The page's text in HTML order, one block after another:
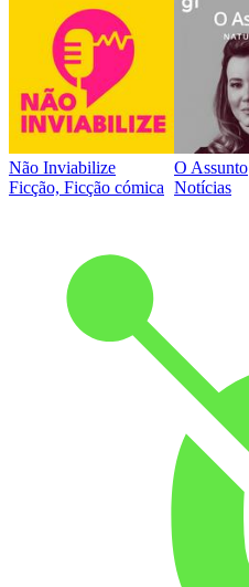
Não Inviabilize
Ficção, Ficção cómica
O Assunto
Notícias